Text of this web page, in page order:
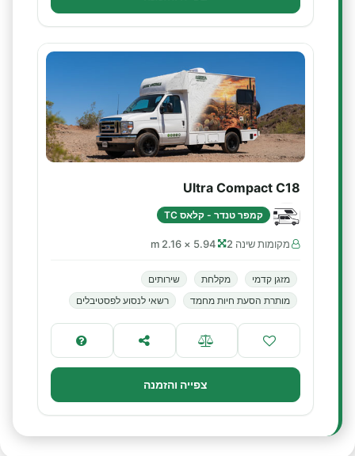
Ultra Compact C18
קמפר טנדר - קלאס TC
מקומות שינה 2 5.94 × 2.16 m
מזגן קדמי מקלחת
שירותים
מותרת הסעת חיות מחמד
רשאי לנסוע לפסטיבלים
צפייה והזמנה